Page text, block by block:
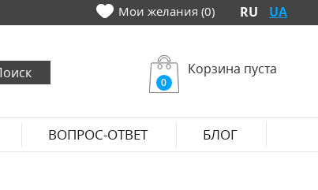
Мои желания (0) RU UA
0
Корзина пуста
ВОПРОС-ОТВЕТ БЛОГ